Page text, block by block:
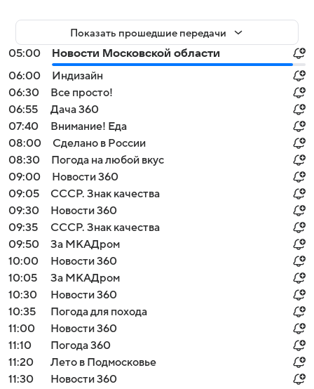
Показать прошедшие передачи
05:00
Новости Московской области
06:00
Индизайн
06:30
Все просто!
06:55
Дача 360
07:40
Внимание! Еда
08:00
Сделано в России
08:30
Погода на любой вкус
09:00
Новости 360
09:05
СССР. Знак качества
09:30
Новости 360
09:35
СССР. Знак качества
09:50
За МКАДром
10:00
Новости 360
10:05
За МКАДром
10:30
Новости 360
10:35
Погода для похода
11:00
Новости 360
11:10
Погода 360
11:20
Лето в Подмосковье
11:30
Новости 360